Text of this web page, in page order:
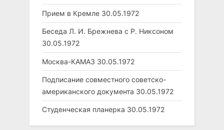
Прием в Кремле 30.05.1972
Беседа Л. И. Брежнева с Р. Никсоном
30.05.1972
Москва-КАМАЗ 30.05.1972
Подписание совместного советско-
американского документа 30.05.1972
Студенческая планерка 30.05.1972